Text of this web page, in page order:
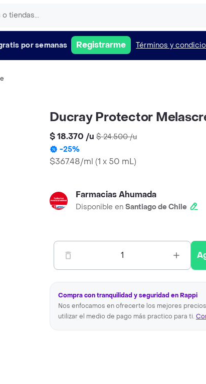
por semanas Registrarme Términos y
Ducray Protector
$ 18.370 /u $ 24.500/u
-25%
$367.48/ml (1 x 50 mL)
Farmacias Ahumada
Disponible en Santiago de Chile
1
Compra con tranquilidad y seguridad en Rappi
Nos enfocamos en ofrecerte los mejores
utilizar el medio de pago más practico para ti.